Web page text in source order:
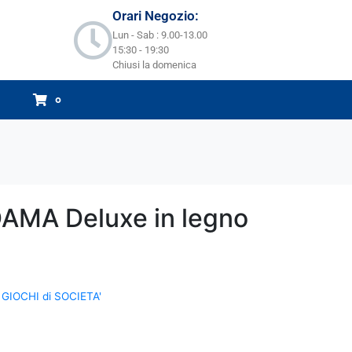
Orari Negozio:
Lun - Sab : 9.00-13.00
15:30 - 19:30
Chiusi la domenica
0
Deluxe in legno
GIOCHI di SOCIETA'